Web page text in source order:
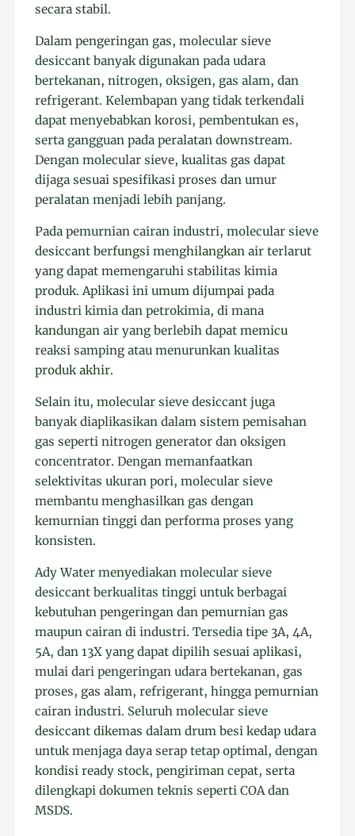
secara stabil.
Dalam pengeringan gas, molecular sieve
desiccant banyak digunakan pada udara
bertekanan, nitrogen, oksigen, gas alam, dan
refrigerant. Kelembapan yang tidak terkendali
dapat menyebabkan korosi, pembentukan es,
serta gangguan pada peralatan downstream.
Dengan molecular sieve, kualitas gas dapat
dijaga sesuai spesifikasi proses dan umur
peralatan menjadi lebih panjang.
Pada pemurnian cairan industri, molecular sieve
desiccant berfungsi menghilangkan air terlarut
yang dapat memengaruhi stabilitas kimia
produk. Aplikasi ini umum dijumpai pada
industri kimia dan petrokimia, di mana
kandungan air yang berlebih dapat memicu
reaksi samping atau menurunkan kualitas
produk akhir.
Selain itu, molecular sieve desiccant juga
banyak diaplikasikan dalam sistem pemisahan
gas seperti nitrogen generator dan oksigen
concentrator. Dengan memanfaatkan
selektivitas ukuran pori, molecular sieve
membantu menghasilkan gas dengan
kemurnian tinggi dan performa proses yang
konsisten.
Ady Water menyediakan molecular sieve
desiccant berkualitas tinggi untuk berbagai
kebutuhan pengeringan dan pemurnian gas
maupun cairan di industri. Tersedia tipe 3A, 4A,
5A, dan 13X yang dapat dipilih sesuai aplikasi,
mulai dari pengeringan udara bertekanan, gas
proses, gas alam, refrigerant, hingga pemurnian
cairan industri. Seluruh molecular sieve
desiccant dikemas dalam drum besi kedap udara
untuk menjaga daya serap tetap optimal, dengan
kondisi ready stock, pengiriman cepat, serta
dilengkapi dokumen teknis seperti COA dan
MSDS.